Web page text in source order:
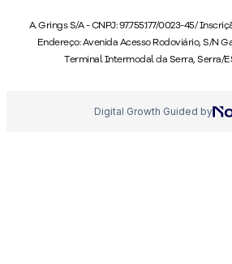
A. Grings S/A - CNPJ: 97.755.177/0023-45/
Endereço: Avenida Acesso Rodoviário, S/N
Terminal Intermodal da Serra, Serra/
Digital Growth Guided by